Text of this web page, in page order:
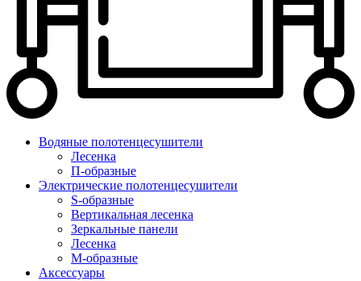
Водяные полотенцесушители
Лесенка
П-образные
Электрические полотенцесушители
S-образные
Вертикальная лесенка
Зеркальные панели
Лесенка
М-образные
Аксессуары